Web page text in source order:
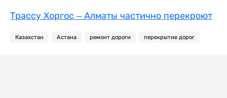
Трассу Хоргос – Алматы частично перекроют
Казахстан Астана ремонт дороги перекрытие дорог